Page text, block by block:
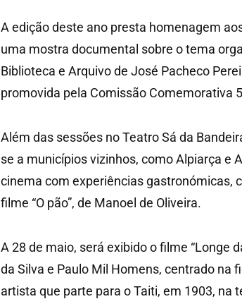
A edição deste ano presta homenagem
uma mostra documental sobre o tema
Biblioteca e Arquivo de José Pacheco
promovida pela Comissão Comemorativa
Além das sessões no Teatro Sá da
se a municípios vizinhos, como Alpiarça e
cinema com experiências gastronómicas,
filme “O pão”, de Manoel de Oliveira.
A 28 de maio, será exibido o filme “Longe
da Silva e Paulo Mil Homens, centrado na
artista que parte para o Taiti, em 1903, na